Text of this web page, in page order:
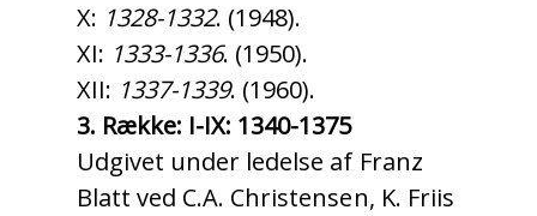
X: 1328-1332. (1948).
XI: 1333-1336. (1950).
XII: 1337-1339. (1960).
3. Række: I-IX: 1340-1375
Udgivet under ledelse af Franz
Blatt ved C.A. Christensen, K. Friis